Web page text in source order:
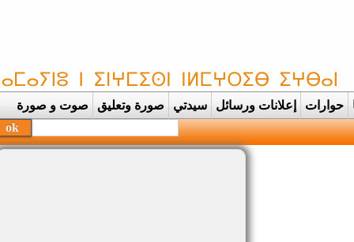
حوارات إعلانات ورسائل سيدتي صورة وتعليق صوت و صورة
القرآن الكر |